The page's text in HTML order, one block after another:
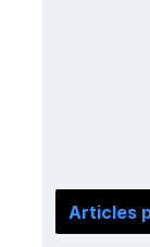
Articles